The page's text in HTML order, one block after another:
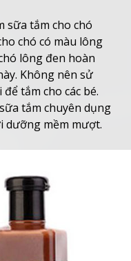
sữa tắm cho chó
chó có màu lông
lông đen hoàn
Không nên sử
tắm cho các bé.
tắm chuyên dụng
dưỡng mềm mượt.